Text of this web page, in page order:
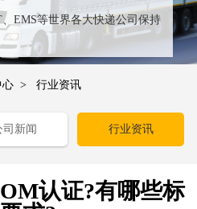
EMS等世界各大快递公司保持
满足国内外客户更多个性化需求
心 > 行业资讯
司新闻 行业资讯
认证?有哪些标